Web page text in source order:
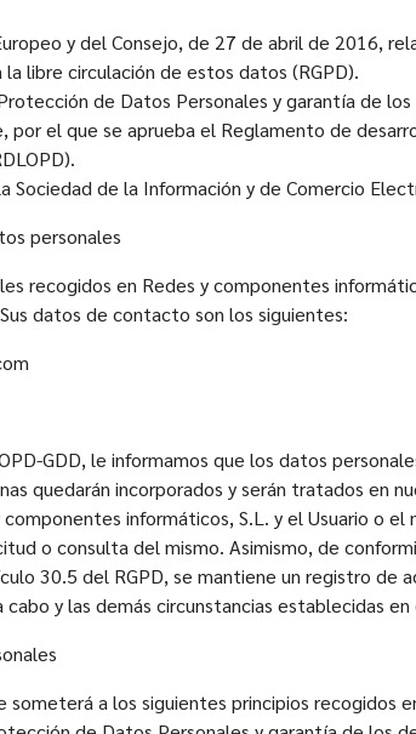
y del Consejo, de 27 de abril de 2016,
libre circulación de estos datos (RGPD).
de Datos Personales y garantía de
el que se aprueba el Reglamento de
de la Información y de Comercio
personales
recogidos en Redes y componentes
datos de contacto son los siguientes:
GDD, le informamos que los datos
quedarán incorporados y serán tratados en
informáticos, S.L. y el Usuario o
o consulta del mismo. Asimismo, de
30.5 del RGPD, se mantiene un registro de
y las demás circunstancias establecidas en
a los siguientes principios recogidos